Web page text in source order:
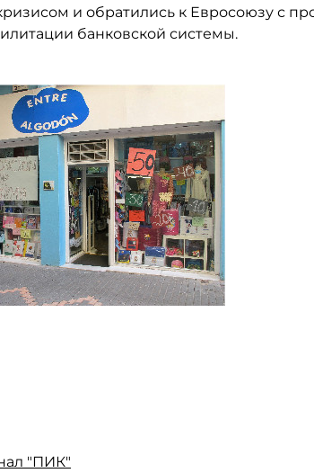
и обратились к Евросоюзу с
банковской системы.
"ПИК"